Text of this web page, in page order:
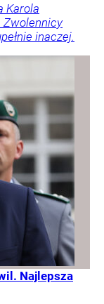
Karola
Zwolennicy
inaczej.
Najlepsza